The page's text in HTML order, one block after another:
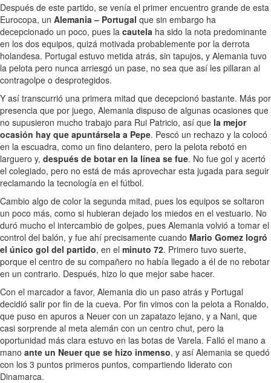
Después de este partido, se venía el primer encuentro grande de esta
Eurocopa, un Alemania – Portugal que sin embargo ha
decepcionado un poco, pues la cautela ha sido la nota predominante
en los dos equipos, quizá motivada probablemente por la derrota
holandesa. Portugal estuvo metida atrás, sin tapujos, y Alemania tuvo
la pelota pero nunca arriesgó un pase, no sea que así les pillaran al
contragolpe o desprotegidos.
Y así transcurrió una primera mitad que decepcionó bastante. Más por
presencia que por juego, Alemania dispuso de algunas ocasiones que
no supusieron mucho trabajo para Rui Patricio, así que la mejor
ocasión hay que apuntársela a Pepe. Pescó un rechazo y la colocó
en la escuadra, como un fino delantero, pero la pelota rebotó en
larguero y, después de botar en la línea se fue. No fue gol y acertó
el colegiado, pero no está de más aprovechar esta jugada para seguir
reclamando la tecnología en el fútbol.
Cambio algo de color la segunda mitad, pues los equipos se soltaron
un poco más, como si hubieran dejado los miedos en el vestuario. No
duró mucho el intercambio de golpes, pues Alemania volvió a tomar el
control del balón, y fue ahí precisamente cuando Mario Gomez logró
el único gol del partido, en el minuto 72. Primero tuvo suerte,
porque el centro de su compañero no había llegado a él de no rebotar
en un contrario. Después, hizo lo que mejor sabe hacer.
Con el marcador a favor, Alemania dio un paso atrás y Portugal
decidió salir por fin de la cueva. Por fin vimos con la pelota a Ronaldo,
que puso en apuros a Neuer con un zapatazo lejano, y a Nani, que
casi sorprende al meta alemán con un centro chut, pero la
oportunidad más clara estuvo en las botas de Varela. Falló el mano a
mano ante un Neuer que se hizo inmenso, y así Alemania se quedó
con los 3 puntos primeros puntos, compartiendo liderato con
Dinamarca.